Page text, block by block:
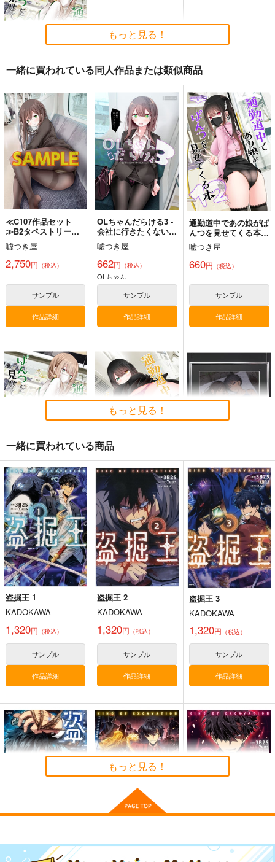
神座万象・第十四機
関
サンプル
カート
662円（税込）
オリジナル
サンプル
カート
オリジナル
カート
黒白のアヴェスター 1
神座万象・第十四機
関
専売 2,178円（税込）
オリジナル
カート
藤ちょこ「星の記憶と
巡り合う」絵師100人
展 16 大阪展 前売り券
産経新聞社
円 （税込）
オリジナル
カート
今日の一枚 2026
年 Vol.1
WhitePlanter
円
オリジナル
カート
森倉円「名前のない
星」絵師100人
展 16 大阪展 前売り券
産経新聞社
1,300円（税込）
オリジナル
通勤道中であの娘がぱ
んつを見せてくる本
11
嘘つき屋
662円（税込）
オリジナル
サンプル
カート
もっと見る！
一緒に買われている同人作品または類似商品
≪C107作品セット
≫B2タペストリー
【サークル：嘘つき
屋】 TYPE-C
嘘つき屋
2,750円 （税込）
サンプル
作品詳細
OLちゃんだらける3 -
会社に行きたくない
OLちゃん-
嘘つき屋
662円 （税込）
OLちゃん
サンプル
作品詳細
通勤道中であの娘がぱ
んつを見せてくる本
12.
嘘つき屋
660円 （税込）
サンプル
作品詳細
通勤道中であの娘がぱ
んつを見せてくる本
11
嘘つき屋
662円（税込）
サンプル
作品詳細
通勤道中であの娘がぱ
んつを見せてくる本
13
嘘つき屋
662円（税込）
サンプル
作品詳細
【1点限り】「虎通
Premium 07」A3額装
複製イラスト：月ノ輪
ガモ【着衣】直筆サイ
ン入り
株式会社虎の穴
49,500円（税込）
サンプル
作品詳細
【1点限り】「虎通
Premium 07」A3額装
複製イラスト：モグダ
株式会社虎の穴
（税込）
【1点限り】「虎通
Premium 07」A3額装
複製イラスト：ビフィ
ダス【着衣】直筆サイ
ン入り
株式会社虎の穴
49,500円（税込）
サンプル
【1点限り】「虎通
Premium 07」A3額装
複製イラスト：おりょ
入り
株式会社虎の穴
49,500円（税込）
もっと見る！
一緒に買われている商品
盗掘王 1
KADOKAWA
1,320円 （税込）
サンプル
作品詳細
盗掘王 2
KADOKAWA
1,320円 （税込）
サンプル
作品詳細
盗掘王 3
KADOKAWA
1,320円 （税込）
サンプル
作品詳細
KADOKAWA
KADOKAWA
もっと見る！